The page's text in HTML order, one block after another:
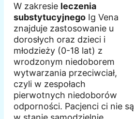
W zakresie leczenia
substytucyjnego Ig Vena
znajduje zastosowanie u
dorosłych oraz dzieci i
młodzieży (0-18 lat) z
wrodzonym niedoborem
wytwarzania przeciwciał,
czyli w zespołach
pierwotnych niedoborów
odporności. Pacjenci ci nie są